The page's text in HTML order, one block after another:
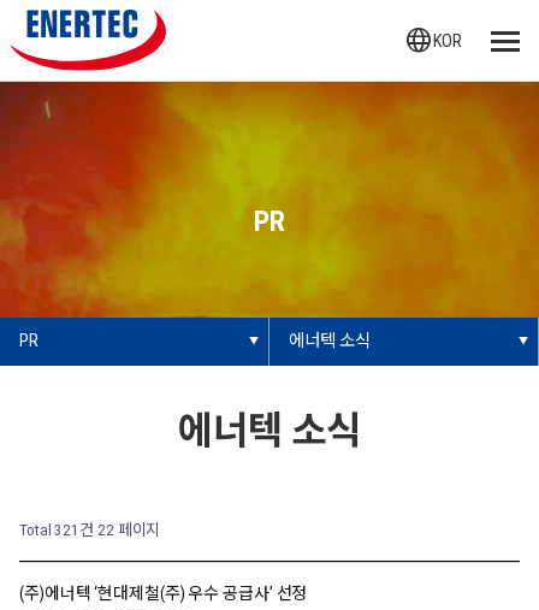
language KOR
PR
PR 에너텍 소식
에너텍 소식
Total 321건 22 페이지
(주)에너텍 ‘현대제철(주) 우수 공급사’ 선정